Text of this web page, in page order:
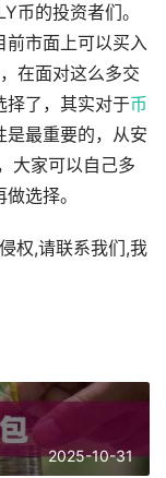
币的投资者们。
前市面上可以买入
在面对这么多交
择了，其实对于币
是最重要的，从安
大家可以自己多
选择。
权,请联系我们,我
2025-10-31